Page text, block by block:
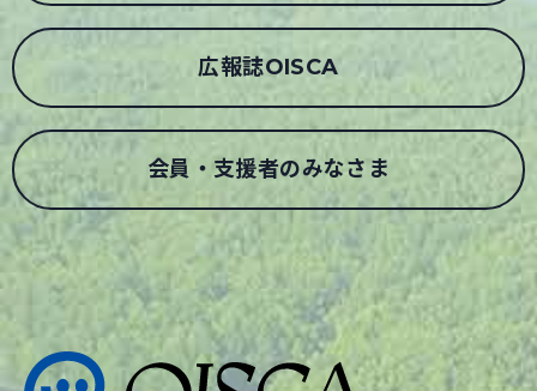
広報誌OISCA
会員・支援者のみなさま